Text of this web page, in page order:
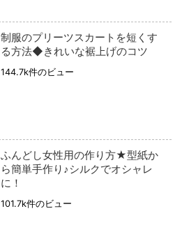
制服のプリーツスカートを短くす
る方法◆きれいな裾上げのコツ
144.7k件のビュー
ふんどし女性用の作り方★型紙か
ら簡単手作り♪シルクでオシャレ
に！
101.7k件のビュー